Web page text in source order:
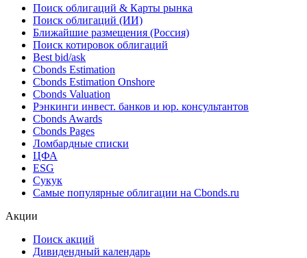
Поиск облигаций & Карты рынка
Поиск облигаций (ИИ)
Ближайшие размещения (Россия)
Поиск котировок облигаций
Best bid/ask
Cbonds Estimation
Cbonds Estimation Onshore
Cbonds Valuation
Рэнкинги инвест. банков и юр. консультантов
Cbonds Awards
Cbonds Pages
Ломбардные списки
ЦФА
ESG
Сукук
Самые популярные облигации на Cbonds.ru
Акции
Поиск акций
Дивидендный календарь